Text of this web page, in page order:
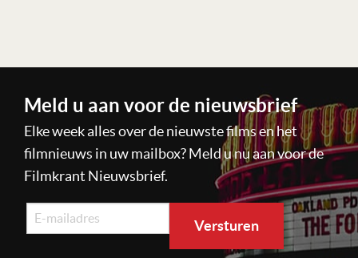
Meld u aan voor de nieuwsbrief
Elke week alles over de nieuwste films en het
filmnieuws in uw mailbox? Meld u nu aan voor de
Filmkrant Nieuwsbrief.